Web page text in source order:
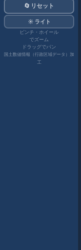
🔄 リセット
☀️ ライト
ピンチ・ホイール
でズーム
ドラッグでパン
国土数値情報（行政区域データ）加
工